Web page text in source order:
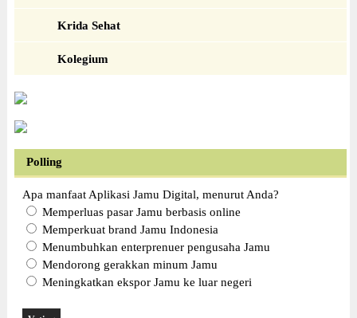
Krida Sehat
Kolegium
Polling
Apa manfaat Aplikasi Jamu Digital, menurut Anda?
Memperluas pasar Jamu berbasis online
Memperkuat brand Jamu Indonesia
Menumbuhkan enterprenuer pengusaha Jamu
Mendorong gerakkan minum Jamu
Meningkatkan ekspor Jamu ke luar negeri